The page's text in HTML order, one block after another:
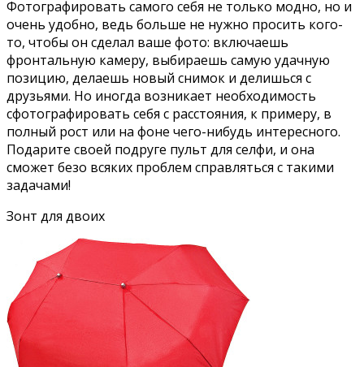
Фотографировать самого себя не только модно, но и
очень удобно, ведь больше не нужно просить кого-
то, чтобы он сделал ваше фото: включаешь
фронтальную камеру, выбираешь самую удачную
позицию, делаешь новый снимок и делишься с
друзьями. Но иногда возникает необходимость
сфотографировать себя с расстояния, к примеру, в
полный рост или на фоне чего-нибудь интересного.
Подарите своей подруге пульт для селфи, и она
сможет безо всяких проблем справляться с такими
задачами!
Зонт для двоих